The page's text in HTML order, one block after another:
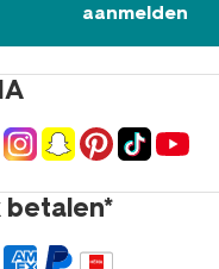
betalen*
aanmelden